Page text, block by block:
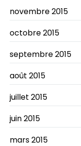
novembre 2015
octobre 2015
septembre 2015
août 2015
juillet 2015
juin 2015
mars 2015